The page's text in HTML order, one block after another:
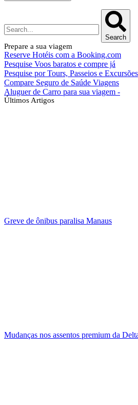
Search
Prepare a sua viagem
Reserve Hotéis com a Booking.com
Pesquise Voos baratos e compre já
Pesquise por Tours, Passeios e Excursões
Compare Seguro de Saúde Viagens
Aluguer de Carro para sua viagem -
Últimos Artigos
Greve de ônibus paralisa Manaus
Mudanças nos assentos premium da